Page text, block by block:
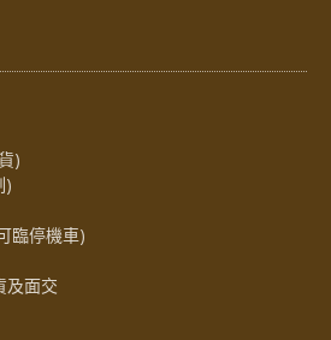
)
)
臨停機車)
面交